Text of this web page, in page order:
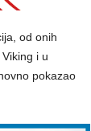
od onih
i u
pokazao